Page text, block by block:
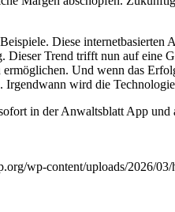
Diese internetbasierten
Dieser Trend trifft nun auf eine
Und wenn das
wird die
in der Anwaltsblatt App und
wp-content/uploads/2026/